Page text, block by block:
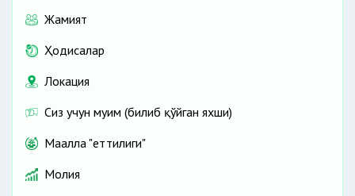
Жамият
Ҳодисалар
Локация
Сиз учун муҳим (билиб қўйган яхши)
Маҳалла "еттилиги"
Молия